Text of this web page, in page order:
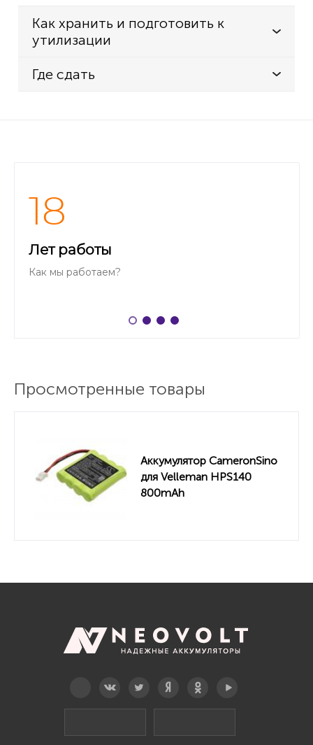
Как хранить и подготовить к
утилизации
Где сдать
18
Лет работы
Как мы работаем?
Просмотренные товары
Аккумулятор CameronSino
для Velleman HPS140
800mAh